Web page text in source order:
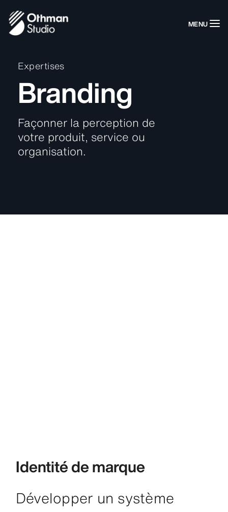
MENU
Expertises
Branding
Façonner la perception de
votre produit, service ou
organisation.
Identité de marque
Développer un système